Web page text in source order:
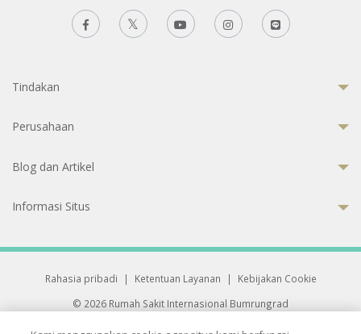
Tindakan
Perusahaan
Blog dan Artikel
Informasi Situs
Rahasia pribadi | Ketentuan Layanan |
Kebijakan Cookie
© 2026 Rumah Sakit Internasional Bumrungrad